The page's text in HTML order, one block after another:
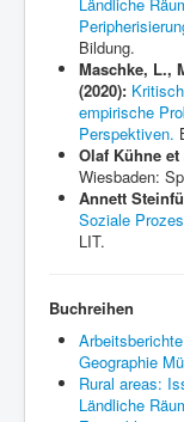
Bildung.
Maschke, L.,
(2020):
empirische
Perspektiven.
Olaf Kühne et
Wiesbaden:
Annett
Soziale
LIT.
Buchreihen
Geographie
Rural areas:
Ländliche